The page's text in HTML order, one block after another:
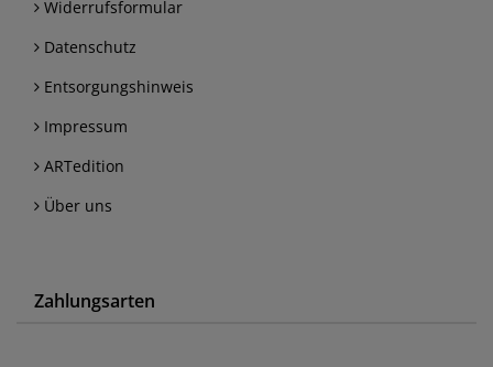
Widerrufsformular
Datenschutz
Entsorgungshinweis
Impressum
ARTedition
Über uns
Zahlungsarten